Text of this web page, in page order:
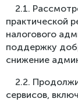
2.1.
практической
налогового
поддержку
снижение
2.2.
сервисов,